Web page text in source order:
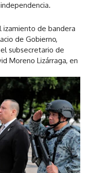
izamiento de bandera
de Gobierno,
subsecretario de
Moreno Lizárraga, en